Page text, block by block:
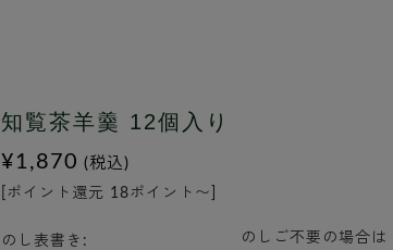
知覧茶羊羹 12個入り
¥1,870 (税込)
[ポイント還元 18ポイント〜]
のし表書き:
のしご不要の場合は